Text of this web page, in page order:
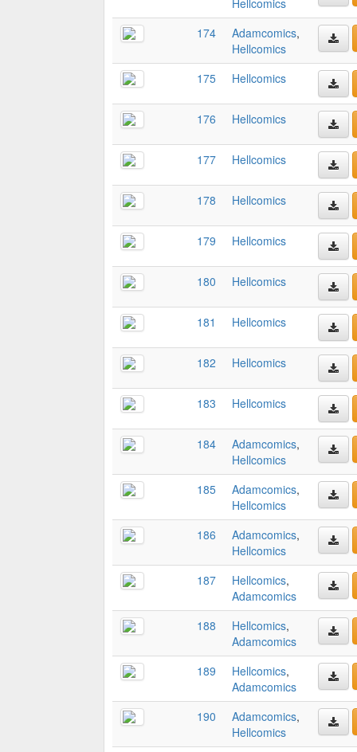
174
Adamcomics,
Hellcomics
175
Hellcomics
176 Hellcomics
177 Hellcomics
178 Hellcomics
179 Hellcomics
180 Hellcomics
181 Hellcomics
182 Hellcomics
183 Hellcomics
184 Adamcomics,
Hellcomics
185
Adamcomics,
Hellcomics
186
Adamcomics,
Hellcomics
187
Hellcomics,
Adamcomics
188
Hellcomics,
Adamcomics
189
Hellcomics,
Adamcomics
190
Adamcomics,
Hellcomics